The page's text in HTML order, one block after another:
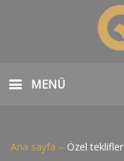
MENÜ
Ana sayfa – Özel teklifler